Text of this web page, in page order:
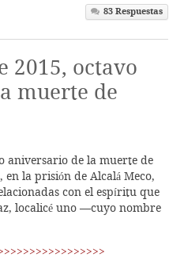
83 Respuestas
2015, octavo
muerte de
aniversario de la muerte de
la prisión de Alcalá Meco,
con el espíritu que
localicé uno —cuyo nombre